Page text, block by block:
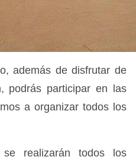
además de disfrutar de
podrás participar en las
a organizar todos los
realizarán todos los